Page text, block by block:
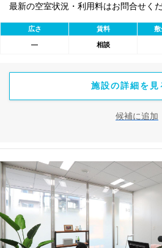
最新の空室状況・利用料はお問合せくだ
広さ 賃料 敷
― 相談
施設の詳細を
候補に追加